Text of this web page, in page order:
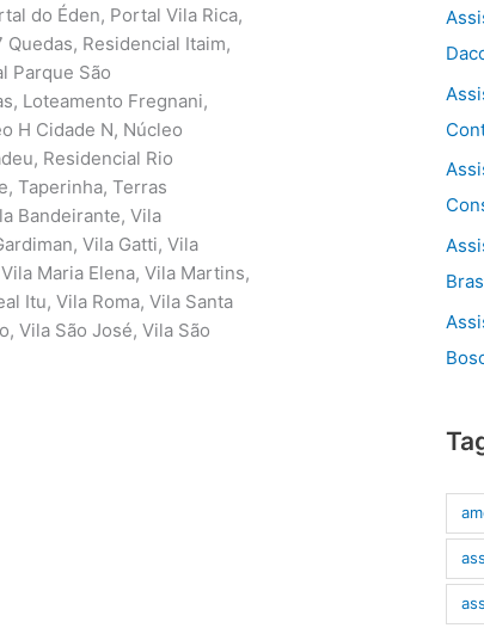
do Éden, Portal Vila Rica,
Residencial Itaim,
Parque São
Loteamento Fregnani,
H Cidade N, Núcleo
Residencial Rio
Taperinha, Terras
Bandeirante, Vila
Vila Gatti, Vila
Maria Elena, Vila Martins,
Itu, Vila Roma, Vila Santa
Vila São José, Vila São